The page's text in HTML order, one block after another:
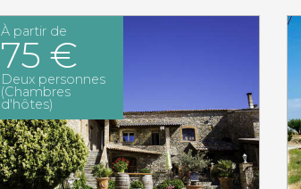
À partir de
75 €
Deux personnes
(Chambres
d'hôtes)